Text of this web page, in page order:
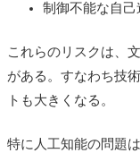
制御不能な自
これらのリスクは、
がある。すなわち技
トも大きくなる。
特に人工知能の問題